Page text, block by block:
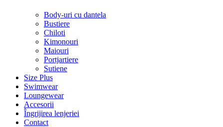
Body-uri cu dantela
Bustiere
Chiloti
Kimonouri
Maiouri
Portjartiere
Sutiene
Size Plus
Swimwear
Loungewear
Accesorii
Îngrijirea lenjeriei
Contact